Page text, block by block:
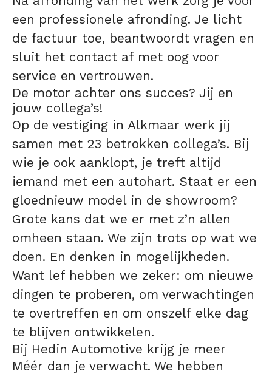
een professionele afronding. Je licht
de factuur toe, beantwoordt vragen en
sluit het contact af met oog voor
service en vertrouwen.
De motor achter ons succes? Jij en
jouw collega’s!
Op de vestiging in Alkmaar werk jij
samen met 23 betrokken collega’s. Bij
wie je ook aanklopt, je treft altijd
iemand met een autohart. Staat er een
gloednieuw model in de showroom?
Grote kans dat we er met z’n allen
omheen staan. We zijn trots op wat we
doen. En denken in mogelijkheden.
Want lef hebben we zeker: om nieuwe
dingen te proberen, om verwachtingen
te overtreffen en om onszelf elke dag
te blijven ontwikkelen.
Bij Hedin Automotive krijg je meer
Méér dan je verwacht. We hebben